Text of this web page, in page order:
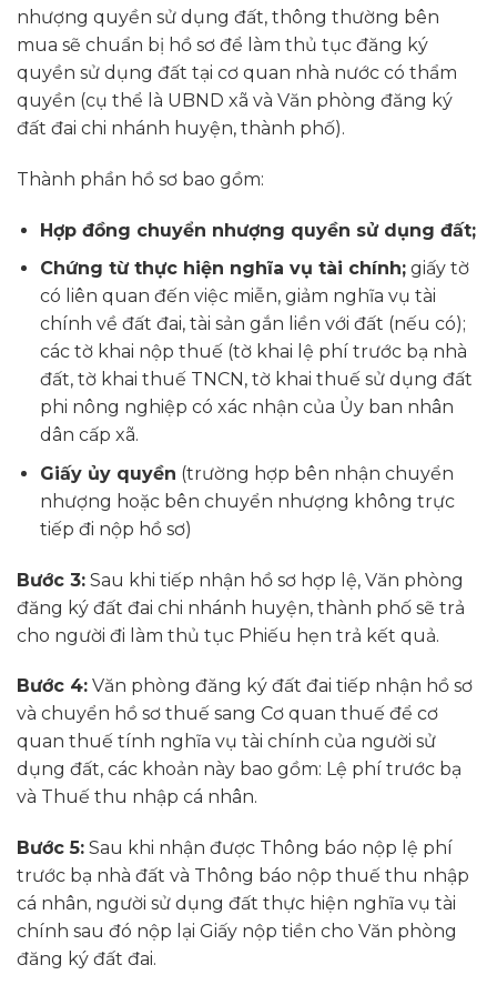
nhượng quyền sử dụng đất, thông thường bên
mua sẽ chuẩn bị hồ sơ để làm thủ tục đăng ký
quyền sử dụng đất tại cơ quan nhà nước có thẩm
quyền (cụ thể là UBND xã và Văn phòng đăng ký
đất đai chi nhánh huyện, thành phố).
Thành phần hồ sơ bao gồm:
Hợp đồng chuyển nhượng quyền sử dụng đất;
Chứng từ thực hiện nghĩa vụ tài chính;giấy tờ
có liên quan đến việc miễn, giảm nghĩa vụ tài
chính về đất đai, tài sản gắn liền với đất (nếu có);
các tờ khai nộp thuế (tờ khai lệ phí trước bạ nhà
đất, tờ khai thuế TNCN, tờ khai thuế sử dụng đất
phi nông nghiệp có xác nhận của Ủy ban nhân
dân cấp xã.
Giấy ủy quyền (trường hợp bên nhận chuyển
nhượng hoặc bên chuyển nhượng không trực
tiếp đi nộp hồ sơ)
Bước 3: Sau khi tiếp nhận hồ sơ hợp lệ, Văn phòng
đăng ký đất đai chi nhánh huyện, thành phố sẽ trả
cho người đi làm thủ tục Phiếu hẹn trả kết quả.
Bước 4: Văn phòng đăng ký đất đai tiếp nhận hồ sơ
và chuyển hồ sơ thuế sang Cơ quan thuế để cơ
quan thuế tính nghĩa vụ tài chính của người sử
dụng đất, các khoản này bao gồm: Lệ phí trước bạ
và Thuế thu nhập cá nhân.
Bước 5: Sau khi nhận được Thông báo nộp lệ phí
trước bạ nhà đất và Thông báo nộp thuế thu nhập
cá nhân, người sử dụng đất thực hiện nghĩa vụ tài
chính sau đó nộp lại Giấy nộp tiền cho Văn phòng
đăng ký đất đai.